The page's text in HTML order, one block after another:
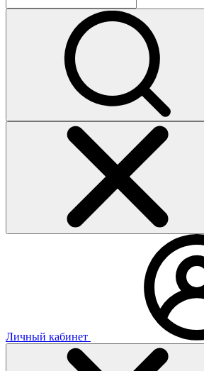
Личный кабинет